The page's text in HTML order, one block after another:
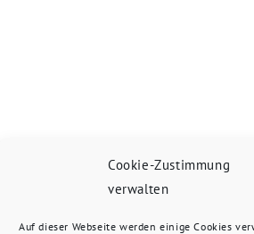
Cookie-Zustimmung
verwalten
Auf dieser Webseite werden einige Cookies